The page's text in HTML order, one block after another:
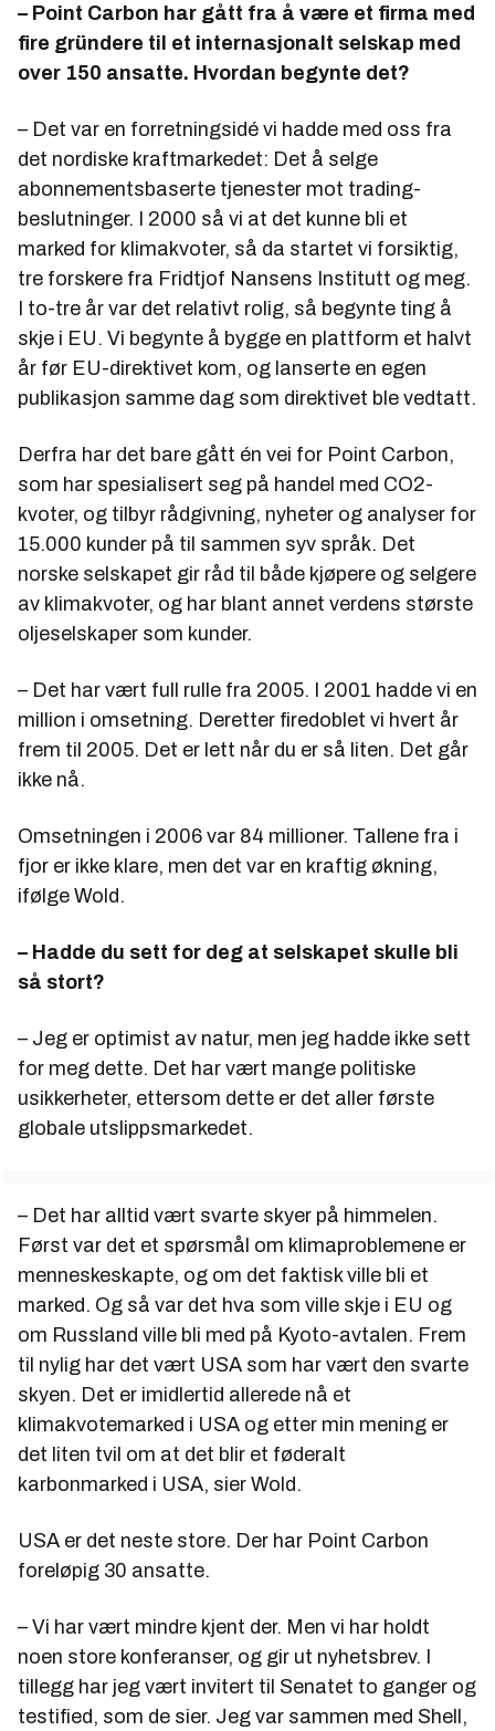
– Point Carbon har gått fra å være et firma med
fire gründere til et internasjonalt selskap med
over 150 ansatte. Hvordan begynte det?
– Det var en forretningsidé vi hadde med oss fra
det nordiske kraftmarkedet: Det å selge
abonnementsbaserte tjenester mot trading-
beslutninger. I 2000 så vi at det kunne bli et
marked for klimakvoter, så da startet vi forsiktig,
tre forskere fra Fridtjof Nansens Institutt og meg.
I to-tre år var det relativt rolig, så begynte ting å
skje i EU. Vi begynte å bygge en plattform et halvt
år før EU-direktivet kom, og lanserte en egen
publikasjon samme dag som direktivet ble vedtatt.
Derfra har det bare gått én vei for Point Carbon,
som har spesialisert seg på handel med CO2-
kvoter, og tilbyr rådgivning, nyheter og analyser for
15.000 kunder på til sammen syv språk. Det
norske selskapet gir råd til både kjøpere og selgere
av klimakvoter, og har blant annet verdens største
oljeselskaper som kunder.
– Det har vært full rulle fra 2005. I 2001 hadde vi en
million i omsetning. Deretter firedoblet vi hvert år
frem til 2005. Det er lett når du er så liten. Det går
ikke nå.
Omsetningen i 2006 var 84 millioner. Tallene fra i
fjor er ikke klare, men det var en kraftig økning,
ifølge Wold.
– Hadde du sett for deg at selskapet skulle bli
så stort?
– Jeg er optimist av natur, men jeg hadde ikke sett
for meg dette. Det har vært mange politiske
usikkerheter, ettersom dette er det aller første
globale utslippsmarkedet.
– Det har alltid vært svarte skyer på himmelen.
Først var det et spørsmål om klimaproblemene er
menneskeskapte, og om det faktisk ville bli et
marked. Og så var det hva som ville skje i EU og
om Russland ville bli med på Kyoto-avtalen. Frem
til nylig har det vært USA som har vært den svarte
skyen. Det er imidlertid allerede nå et
klimakvotemarked i USA og etter min mening er
det liten tvil om at det blir et føderalt
karbonmarked i USA, sier Wold.
USA er det neste store. Der har Point Carbon
foreløpig 30 ansatte.
– Vi har vært mindre kjent der. Men vi har holdt
noen store konferanser, og gir ut nyhetsbrev. I
tillegg har jeg vært invitert til Senatet to ganger og
testified, som de sier. Jeg var sammen med Shell,